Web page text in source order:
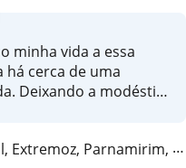
minha vida a essa
há cerca de uma
Deixando a modéstia
Parnamirim, São Gonçalo do Amarante (Rio Grande do No...